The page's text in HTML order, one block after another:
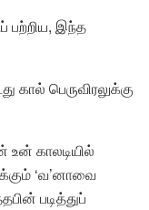
பற்றிய, இந்த
கால் பெருவிரலுக்கு
காலடியில்
‘வ’னாவை
படித்துப்